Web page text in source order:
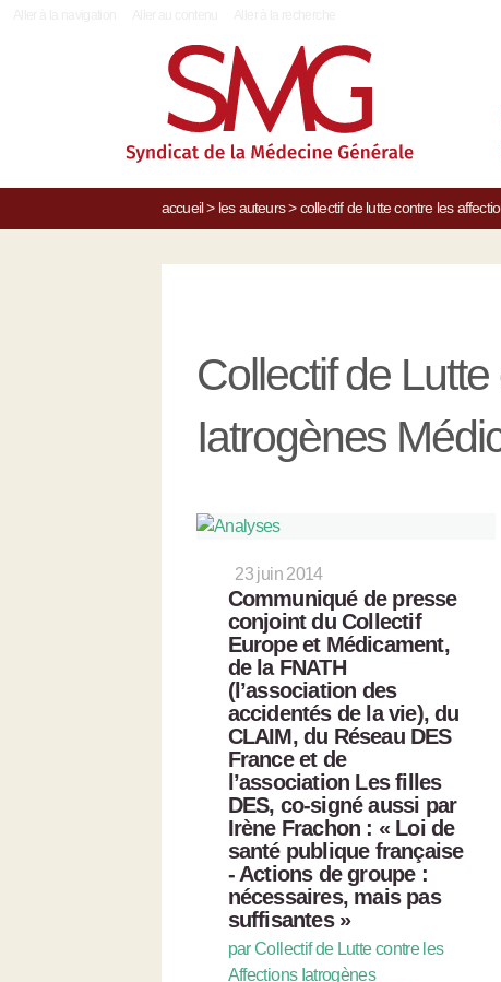
accueil> les auteurs> collectif de lutte contre les
Collectif de
Iatrogènes
23 juin 2014
Communiqué de presse
conjoint du Collectif
Europe et Médicament,
de la FNATH
(l’association des
accidentés de la vie), du
CLAIM, du Réseau DES
France et de
l’association Les filles
DES, co-signé aussi par
Irène Frachon : « Loi de
santé publique française
- Actions de groupe :
nécessaires, mais pas
suffisantes »
par Collectif de Lutte contre les
Affections Iatrogènes